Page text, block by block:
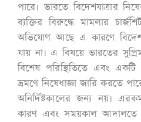
পারে। ভারতে বিদেশযাত্রার
ব্যক্তির বিরুদ্ধে মামলার
অভিযোগ আছে এ কারণে
যায় না। এ বিষয়ে ভারতের
বিশেষ পরিস্থিতিতে এবং একটি
ভ্রমণে নিষেধাজ্ঞা জারি করতে
অনির্দিষ্টকালের জন্য নয়। এরকম
কারণ এবং সময়কাল আদালতে